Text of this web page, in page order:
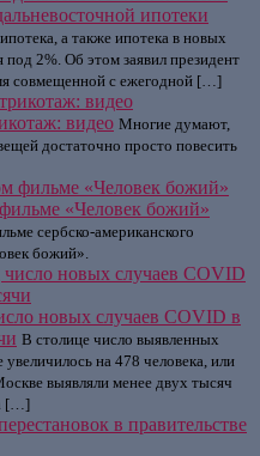
ипотеки
а также ипотека в новых
2%. Об этом заявил президент
совмещенной с ежегодной […]
видео Многие думают,
достаточно просто повесить
«Человек божий»
сербско-американского
божий».
новых случаев COVID в
В столице число выявленных
на 478 человека, или
выявляли менее двух тысяч
[…]